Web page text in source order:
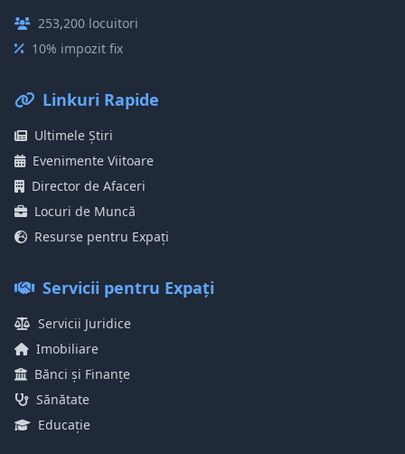
253,200 locuitori
10% impozit fix
Linkuri Rapide
Ultimele Știri
Evenimente Viitoare
Director de Afaceri
Locuri de Muncă
Resurse pentru Expați
Servicii pentru Expați
Servicii Juridice
Imobiliare
Bănci și Finanțe
Sănătate
Educație